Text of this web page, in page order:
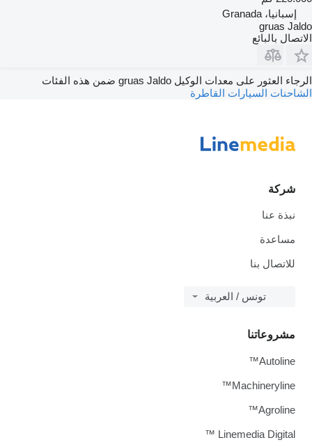
إسبانيا، Granada
gruas Jaldo
الاتصال بالبائع
الرجاء العثور على معدات الوكيل gruas Jaldo ضمن هذه الفئات
الشاحنات السيارات القاطرة
شركة
نبذة عنا
مساعدة
للاتصال بنا
تونس / العربية
مشروعاتنا
Autoline™
Machineryline™
Agroline™
Linemedia Digital ™